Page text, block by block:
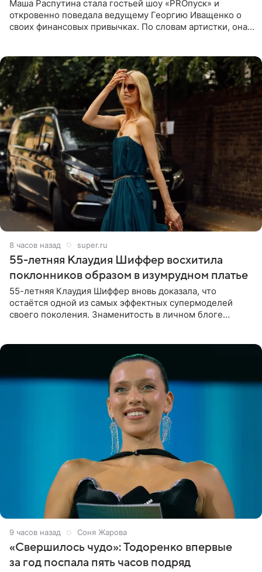
Маша Распутина стала гостьей шоу «PROпуск» и
откровенно поведала ведущему Георгию Иващенко о
своих финансовых привычках. По словам артистки, она
8 часов назад super.ru
55-летняя Клаудия Шиффер восхитила
поклонников образом в изумрудном платье
55-летняя Клаудия Шиффер вновь доказала, что
остаётся одной из самых эффектных супермоделей
своего поколения. Знаменитость в личном блоге
9 часов назад Соня Жарова
«Свершилось чудо»: Тодоренко впервые
за год поспала пять часов подряд